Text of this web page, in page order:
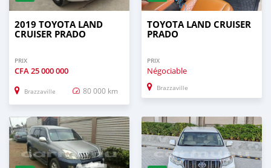
2019 TOYOTA LAND
CRUISER PRADO
PRIX
CFA25 000 000
Brazzaville 80 000 km
TOYOTA LAND CRUISER
PRADO
PRIX
Négociable
Brazzaville